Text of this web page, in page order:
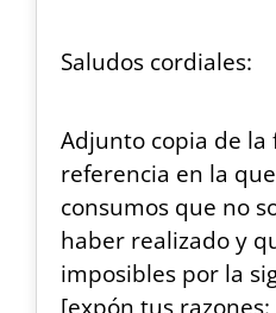
Saludos cordiales:
Adjunto copia de la
referencia en la
consumos que no
haber realizado y
imposibles por la
[expón tus